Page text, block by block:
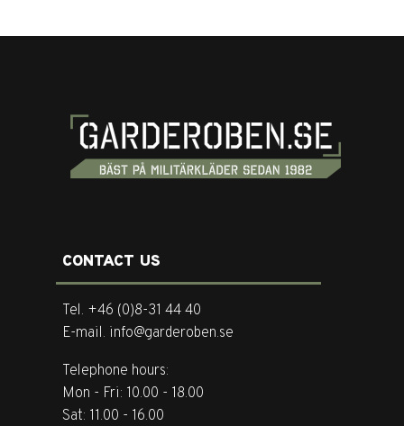
CONTACT US
Tel. +46 (0)8-31 44 40
E-mail. info@garderoben.se
Telephone hours:
Mon - Fri: 10.00 - 18.00
Sat: 11.00 - 16.00